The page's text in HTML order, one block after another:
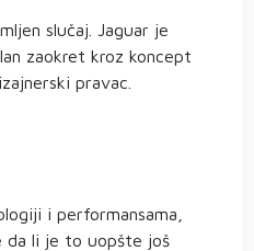
slučaj. Jaguar je
zaokret kroz koncept
pravac.
i performansama,
da li je to uopšte još